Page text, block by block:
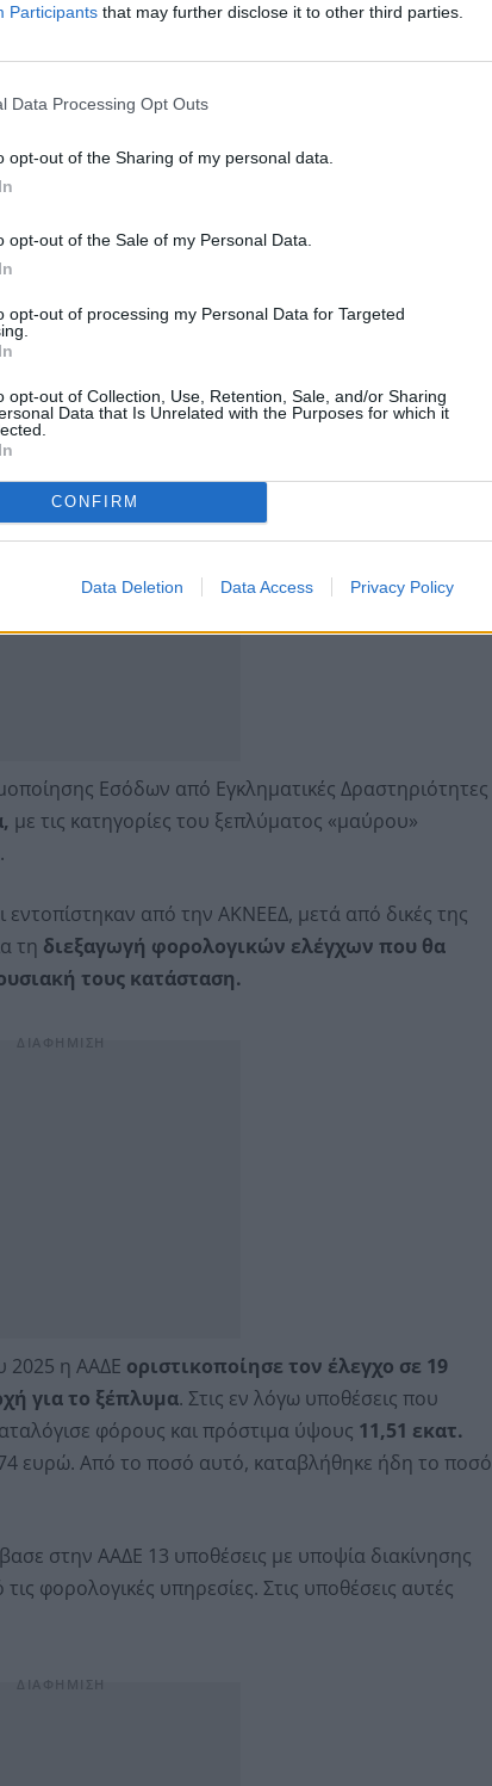
Participants that may further disclose it to other third parties.
Data Processing Opt Outs
opt-out of the Sharing of my personal data.
opt-out of the Sale of my Personal Data.
opt-out of processing my Personal Data for Targeted
opt-out of Collection, Use, Retention, Sale, and/or Sharing
Data that Is Unrelated with the Purposes for which it
CONFIRM
Data Deletion Data Access Privacy Policy
για να ελεγχθούν για τη διακίνηση μαύρου
έχουν διαπράξει φοροδιαφυγή ύψους άνω των
αριθμός των φορολογουμένων οι οποίοι θα
χρήματος να ανέλθει σε
Εσόδων από Εγκληματικές Δραστηριότητες
με τις κατηγορίες του ξεπλύματος «μαύρου»
εντοπίστηκαν από την ΑΚΝΕΕΔ, μετά από δικές της
τη διεξαγωγή φορολογικών ελέγχων που θα
τους κατάσταση.
2025 η ΑΑΔΕ οριστικοποίησε τον έλεγχο σε 19
για το ξέπλυμα. Στις εν λόγω υποθέσεις που
φόρους και πρόστιμα ύψους 11,51 εκατ.
ευρώ. Από το ποσό αυτό, καταβλήθηκε ήδη το ποσό
στην ΑΑΔΕ 13 υποθέσεις με υποψία διακίνησης
φορολογικές υπηρεσίες. Στις υποθέσεις αυτές